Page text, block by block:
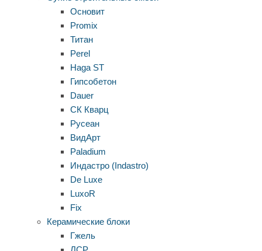
Основит
Promix
Титан
Perel
Haga ST
Гипсобетон
Dauer
СК Кварц
Русеан
ВидАрт
Paladium
Индастро (Indastro)
De Luxe
LuxoR
Fix
Керамические блоки
Гжель